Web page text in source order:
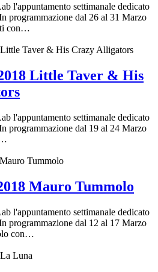
l'appuntamento settimanale dedicato
programmazione dal 26 al 31 Marzo
con…
Little Taver & His
l'appuntamento settimanale dedicato
programmazione dal 19 al 24 Marzo
Mauro Tummolo
l'appuntamento settimanale dedicato
programmazione dal 12 al 17 Marzo
con…